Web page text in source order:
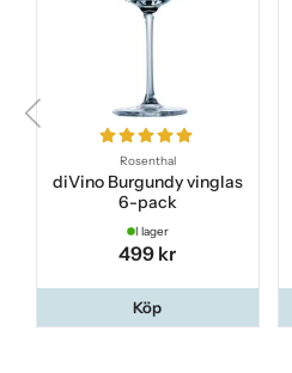
Rosenthal
diVino Burgundy vinglas
6-pack
I lager
499 kr
Köp